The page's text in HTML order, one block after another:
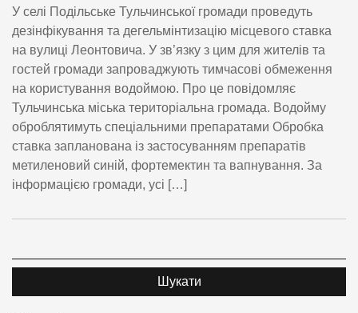
У селі Подільське Тульчинської громади проведуть
дезінфікування та дегельмінтизацію місцевого ставка
на вулиці Леонтовича. У зв’язку з цим для жителів та
гостей громади запроваджують тимчасові обмеження
на користування водоймою. Про це повідомляє
Тульчинська міська територіальна громада. Водойму
оброблятимуть спеціальними препаратами Обробка
ставка запланована із застосуванням препаратів
метиленовий синій, фортемектин та вапнування. За
інформацією громади, усі […]